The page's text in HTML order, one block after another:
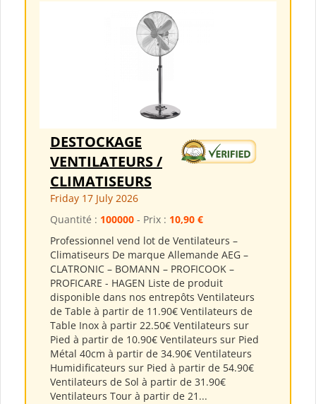
DESTOCKAGE
VENTILATEURS /
CLIMATISEURS
Friday 17 July 2026
Quantité : 100000 - Prix : 10,90 €
Professionnel vend lot de Ventilateurs –
Climatiseurs De marque Allemande AEG –
CLATRONIC – BOMANN – PROFICOOK –
PROFICARE - HAGEN Liste de produit
disponible dans nos entrepôts Ventilateurs
de Table à partir de 11.90€ Ventilateurs de
Table Inox à partir 22.50€ Ventilateurs sur
Pied à partir de 10.90€ Ventilateurs sur Pied
Métal 40cm à partir de 34.90€ Ventilateurs
Humidificateurs sur Pied à partir de 54.90€
Ventilateurs de Sol à partir de 31.90€
Ventilateurs Tour à partir de 21...